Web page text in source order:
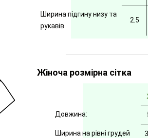
Ширина підгину низу та
рукавів
2.5
Жіноча розмірна сітка
Довжина:
Ширина на рівні грудей